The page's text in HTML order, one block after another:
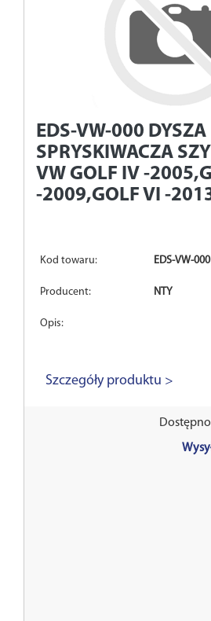
EDS-VW-000 DYSZA
SPRYSKIWACZA
VW GOLF IV -
-2009,GOLF VI -
Kod towaru: EDS-VW-000
Producent: NTY
Opis:
Szczegóły produktu >